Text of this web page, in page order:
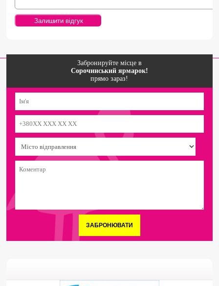
Забронируйте місце в
Сорочинський ярмарок!
прямо зараз!
ЗАБРОНЮВАТИ